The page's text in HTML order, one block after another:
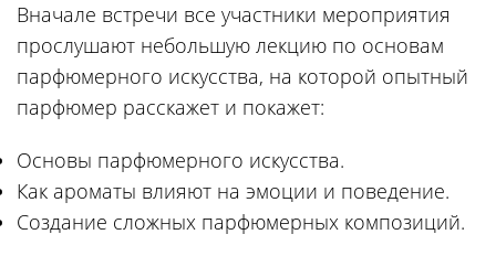
Вначале встречи все участники мероприятия
прослушают небольшую лекцию по основам
парфюмерного искусства, на которой опытный
парфюмер расскажет и покажет:
Основы парфюмерного искусства.
Как ароматы влияют на эмоции и поведение.
Создание сложных парфюмерных композиций.